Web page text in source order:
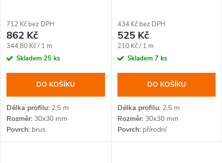
712 Kč bez DPH
862 Kč
Měrná
cena:
344,80 Kč / 1 m
Skladem 25 ks
DO KOŠÍKU
Délka profilu 2,5 m
Rozměr 30x30 mm
Povrch brus
434 Kč bez DPH
525 Kč
Měrná
cena:
210 Kč / 1 m
Skladem 7 ks
DO KOŠÍKU
Délka profilu2,5 m
Rozměr30x30 mm
Povrchpřírodní